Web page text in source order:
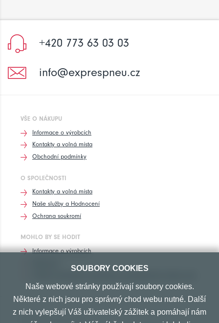
+420 773 63 03 03
info@exprespneu.cz
VŠE O NÁKUPU
Informace o výrobcích
Kontakty a volná místa
Obchodní podmínky
O SPOLEČNOSTI
Kontakty a volná místa
Naše služby a Hodnocení
Ochrana soukromí
MOHLO BY SE HODIT
Informace o výrobcích
PŘIJÍMÁME TYTO PLATBY
SOUBORY COOKIES
Naše webové stránky používají soubory cookies.
Některé z nich jsou pro správný chod webu nutné. Další
z nich vylepšují Váš uživatelský zážitek a pomáhají nám